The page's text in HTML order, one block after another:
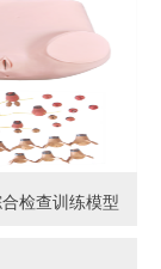
检查训练模型